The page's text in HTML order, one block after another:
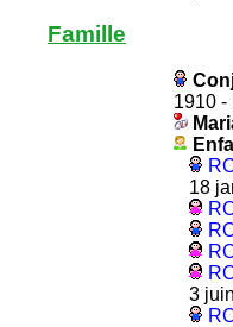
Famille
1910 -
18
3